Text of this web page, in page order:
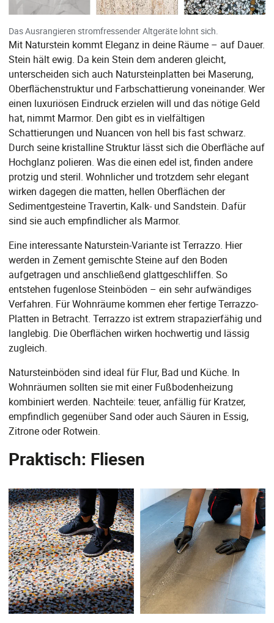
Das Ausrangieren stromfressender Altgeräte lohnt sich.
Mit Naturstein kommt Eleganz in deine Räume – auf Dauer.
Stein hält ewig. Da kein Stein dem anderen gleicht,
unterscheiden sich auch Natursteinplatten bei Maserung,
Oberflächenstruktur und Farbschattierung voneinander. Wer
einen luxuriösen Eindruck erzielen will und das nötige Geld
hat, nimmt Marmor. Den gibt es in vielfältigen
Schattierungen und Nuancen von hell bis fast schwarz.
Durch seine kristalline Struktur lässt sich die Oberfläche auf
Hochglanz polieren. Was die einen edel ist, finden andere
protzig und steril. Wohnlicher und trotzdem sehr elegant
wirken dagegen die matten, hellen Oberflächen der
Sedimentgesteine Travertin, Kalk- und Sandstein. Dafür
sind sie auch empfindlicher als Marmor.
Eine interessante Naturstein-Variante ist Terrazzo. Hier
werden in Zement gemischte Steine auf den Boden
aufgetragen und anschließend glattgeschliffen. So
entstehen fugenlose Steinböden – ein sehr aufwändiges
Verfahren. Für Wohnräume kommen eher fertige Terrazzo-
Platten in Betracht. Terrazzo ist extrem strapazierfähig und
langlebig. Die Oberflächen wirken hochwertig und lässig
zugleich.
Natursteinböden sind ideal für Flur, Bad und Küche. In
Wohnräumen sollten sie mit einer Fußbodenheizung
kombiniert werden. Nachteile: teuer, anfällig für Kratzer,
empfindlich gegenüber Sand oder auch Säuren in Essig,
Zitrone oder Rotwein.
Praktisch: Fliesen